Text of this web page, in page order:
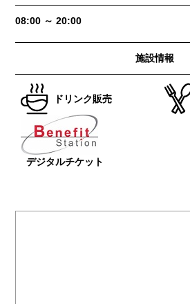
08:00 ～ 20:00
施設情報
ドリンク販売
デジタルチケット